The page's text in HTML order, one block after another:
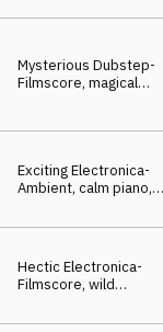
Mysterious Dubstep-
Filmscore, magical
Exciting Electronica-
Ambient, calm piano,
threatening
Hectic Electronica-
Filmscore, wild
darken chimes